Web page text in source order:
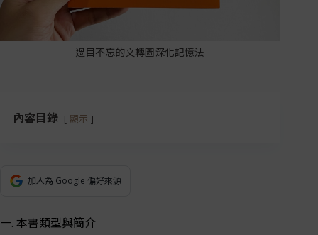
過目不忘的文轉圖深化記憶法
內容目錄 顯示
加入為 Google 偏好來源
一. 本書類型與簡介